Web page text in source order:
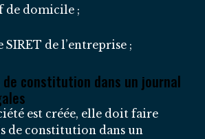
de domicile ;
de l’entreprise ;
de constitution dans un journal
est créée, elle doit faire
de constitution dans un